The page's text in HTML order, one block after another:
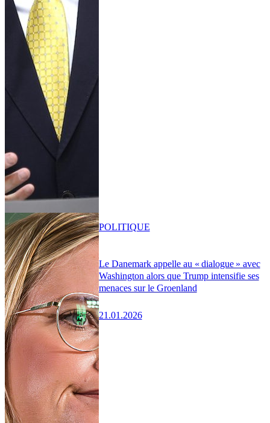
Le Danemark appelle au « dialogue » avec
Washington alors que Trump intensifie ses
menaces sur le Groenland
21.01.2026
POLITIQUE